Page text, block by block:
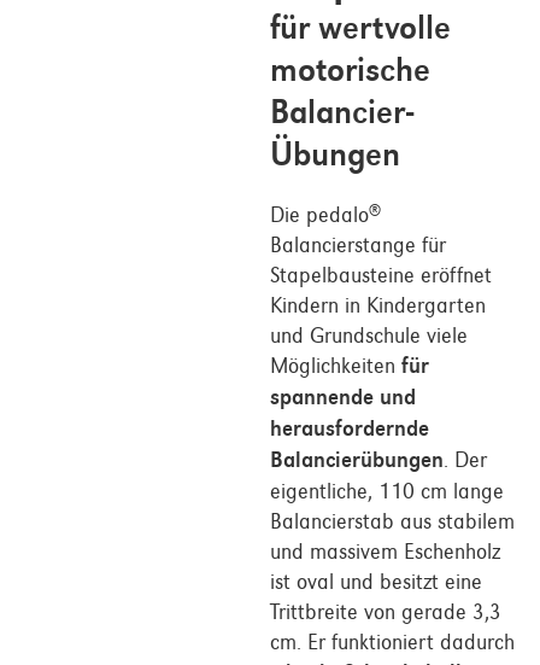
für wertvolle
motorische
Balancier-
Übungen
Die pedalo®
Balancierstange für
Stapelbausteine eröffnet
Kindern in Kindergarten
und Grundschule viele
Möglichkeiten für
spannende und
herausfordernde
Balancierübungen . Der
eigentliche, 110 cm lange
Balancierstab aus stabilem
und massivem Eschenholz
ist oval und besitzt eine
Trittbreite von gerade 3,3
cm. Er funktioniert dadurch